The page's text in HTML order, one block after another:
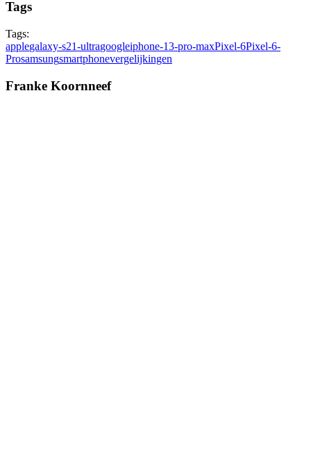
Tags
Tags:
applegalaxy-s21-ultragoogleiphone-13-pro-maxPixel-6Pixel-6-
Prosamsungsmartphonevergelijkingen
Franke Koornneef